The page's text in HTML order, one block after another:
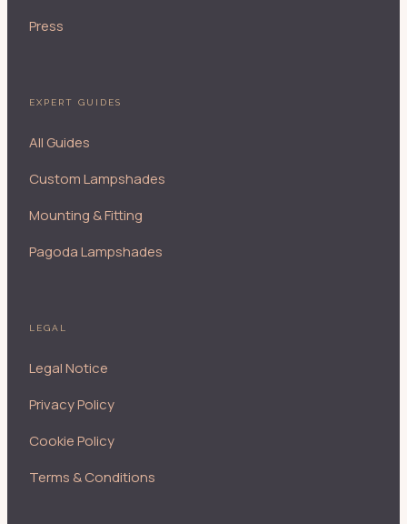
Press
EXPERT GUIDES
All Guides
Custom Lampshades
Mounting & Fitting
Pagoda Lampshades
LEGAL
Legal Notice
Privacy Policy
Cookie Policy
Terms & Conditions